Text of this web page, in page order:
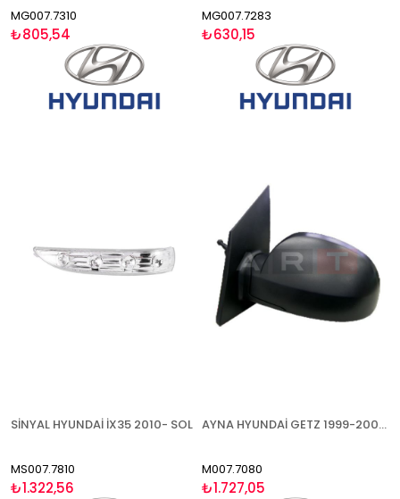
MG007.7310
₺805,54
MG007.7283
₺630,15
SİNYAL HYUNDAİ İX35 2010- SOL
MS007.7810
₺1.322,56
AYNA HYUNDAİ GETZ 1999-2006 MEKANİK SOL
M007.7080
₺1.727,05